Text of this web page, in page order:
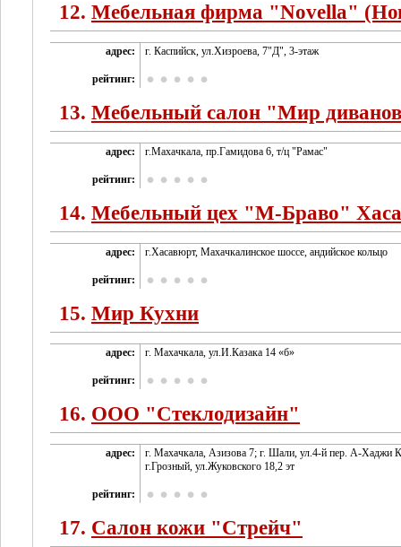
12. Мебельная фирма "Novella"
адрес: г. Каспийск, ул.Хизроева, 7"Д", 3-этаж
рейтинг:
13. Мебельный салон "Мир
адрес: г.Махачкала, пр.Гамидова 6, т/ц "Рамас"
рейтинг:
14. Мебельный цех "М-Браво"
адрес: г.Хасавюрт, Махачкалинское шоссе, андийское кольцо
рейтинг:
15. Мир Кухни
адрес: г. Махачкала, ул.И.Казака 14 «б»
рейтинг:
16. ООО "Стеклодизайн"
адрес:
г. Махачкала, Азизова 7; г. Шали, ул.4-й пер. А-Хаджи
г.Грозный, ул.Жуковского 18,2 эт
рейтинг:
17. Салон кожи "Стрейч"